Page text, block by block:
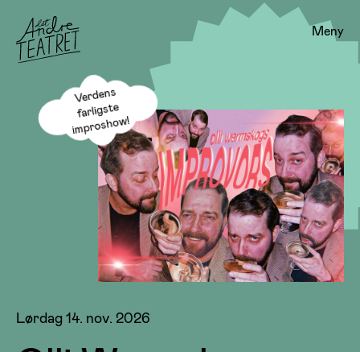
Meny
Lørdag 14. nov. 2026
Verdens
farligste
improshow!